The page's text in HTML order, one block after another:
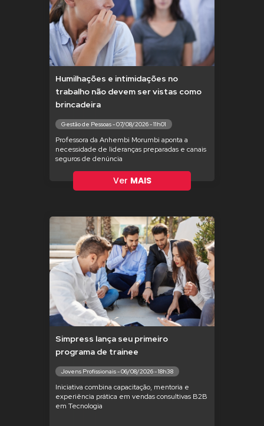
Humilhações e intimidações no
trabalho não devem ser vistas como
brincadeira
Gestão de Pessoas - 07/08/2026 - 11h01
Professora da Anhembi Morumbi aponta a
necessidade de lideranças preparadas e canais
seguros de denúncia
Ver MAIS
Simpress lança seu primeiro
programa de trainee
Jovens Profissionais - 06/08/2026 - 18h38
Iniciativa combina capacitação, mentoria e
experiência prática em vendas consultivas B2B
em Tecnologia